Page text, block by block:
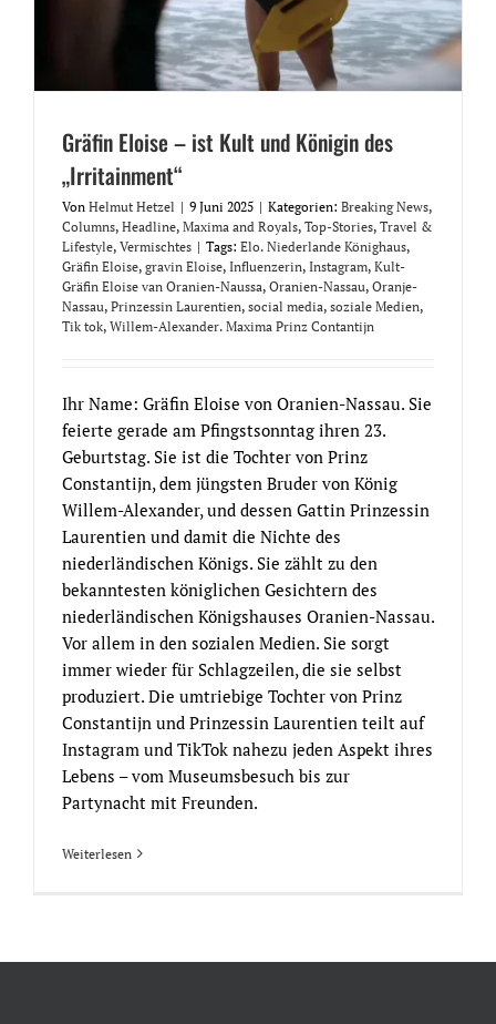
Gräfin Eloise – ist Kult und Königin des
„Irritainment“
Von Helmut Hetzel | 9 Juni 2025 | Kategorien: Breaking News,
Columns, Headline, Maxima and Royals, Top-Stories, Travel &
Lifestyle, Vermischtes | Tags: Elo. Niederlande Könighaus,
Gräfin Eloise, gravin Eloise, Influenzerin, Instagram, Kult-
Gräfin Eloise van Oranien-Naussa, Oranien-Nassau, Oranje-
Nassau, Prinzessin Laurentien, social media, soziale Medien,
Tik tok, Willem-Alexander. Maxima Prinz Contantijn
Ihr Name: Gräfin Eloise von Oranien-Nassau. Sie
feierte gerade am Pfingstsonntag ihren 23.
Geburtstag. Sie ist die Tochter von Prinz
Constantijn, dem jüngsten Bruder von König
Willem-Alexander, und dessen Gattin Prinzessin
Laurentien und damit die Nichte des
niederländischen Königs. Sie zählt zu den
bekanntesten königlichen Gesichtern des
niederländischen Königshauses Oranien-Nassau.
Vor allem in den sozialen Medien. Sie sorgt
immer wieder für Schlagzeilen, die sie selbst
produziert. Die umtriebige Tochter von Prinz
Constantijn und Prinzessin Laurentien teilt auf
Instagram und TikTok nahezu jeden Aspekt ihres
Lebens – vom Museumsbesuch bis zur
Partynacht mit Freunden.
Weiterlesen